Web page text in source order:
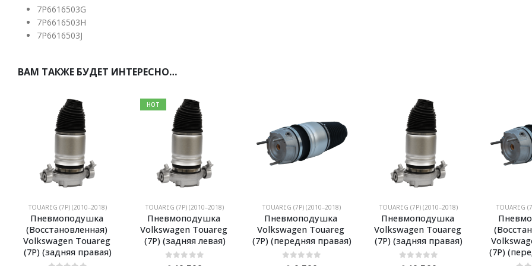
7P6616503G
7P6616503H
7P6616503J
ВАМ ТАКЖЕ БУДЕТ ИНТЕРЕСНО…
TOUAREG (7P) (2010–2018)
Пневмоподушка
(Восстановленная)
Volkswagen Touareg
(7P) (задняя правая)
HOT
TOUAREG (7P) (2010–2018)
Пневмоподушка
Volkswagen Touareg
(7P) (задняя левая)
0 из 5
TOUAREG (7P) (2010–2018)
Пневмоподушка
Volkswagen Touareg
(7P) (передняя правая)
0из 5
TOUAREG (7P) (2010–2018)
Пневмоподушка
Volkswagen Touareg
(7P) (задняя правая)
0 из 5
TOUAREG
(7P)